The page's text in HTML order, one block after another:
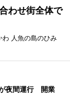
わせ街全体で
わ 人魚の島のひみ
夜間運行 開業